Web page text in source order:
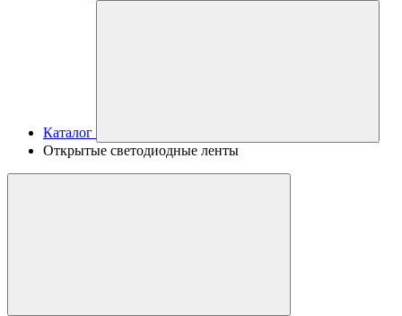
Каталог
Открытые светодиодные ленты